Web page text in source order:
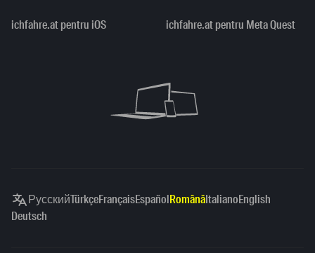
ichfahre.at pentru iOS ichfahre.at pentru Meta Quest
РусскийTürkçeFrançaisEspañolRomânăItalianoEnglish
Deutsch